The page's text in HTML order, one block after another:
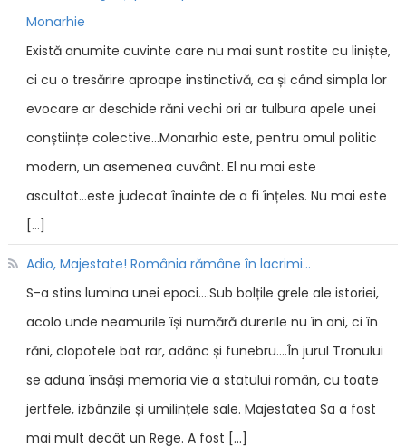
Monarhie
Există anumite cuvinte care nu mai sunt rostite cu liniște,
ci cu o tresărire aproape instinctivă, ca și când simpla lor
evocare ar deschide răni vechi ori ar tulbura apele unei
conștiințe colective...Monarhia este, pentru omul politic
modern, un asemenea cuvânt. El nu mai este
ascultat...este judecat înainte de a fi înțeles. Nu mai este
[…]
Adio, Majestate! România rămâne în lacrimi...
S-a stins lumina unei epoci....Sub bolțile grele ale istoriei,
acolo unde neamurile își numără durerile nu în ani, ci în
răni, clopotele bat rar, adânc și funebru....În jurul Tronului
se aduna însăși memoria vie a statului român, cu toate
jertfele, izbânzile și umilințele sale. Majestatea Sa a fost
mai mult decât un Rege. A fost […]